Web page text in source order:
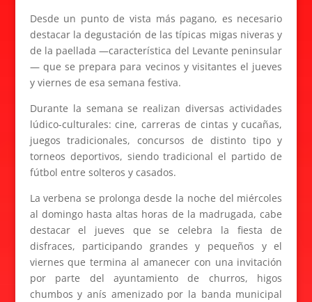
Desde un punto de vista más pagano, es necesario
destacar la degustación de las típicas migas niveras y
de la paellada —característica del Levante peninsular
— que se prepara para vecinos y visitantes el jueves
y viernes de esa semana festiva.
Durante la semana se realizan diversas actividades
lúdico-culturales: cine, carreras de cintas y cucañas,
juegos tradicionales, concursos de distinto tipo y
torneos deportivos, siendo tradicional el partido de
fútbol entre solteros y casados.
La verbena se prolonga desde la noche del miércoles
al domingo hasta altas horas de la madrugada, cabe
destacar el jueves que se celebra la fiesta de
disfraces, participando grandes y pequeños y el
viernes que termina al amanecer con una invitación
por parte del ayuntamiento de churros, higos
chumbos y anís amenizado por la banda municipal